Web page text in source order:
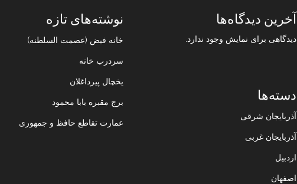
نوشته‌های تازه
خانه فیض (عصمت السلطنه)
سردرب خانه
یخچال پیرداغلان
برج مقبره بابا محمود
عمارت تقاطع حافظ و جمهوری
آخرین دیدگاه‌ها
دیدگاهی برای نمایش وجود ندارد.
دسته‌ها
آذربایجان شرقی
آذربایجان غربی
اردبیل
اصفهان